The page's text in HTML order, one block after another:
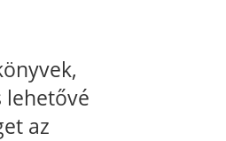
lehetővé
az